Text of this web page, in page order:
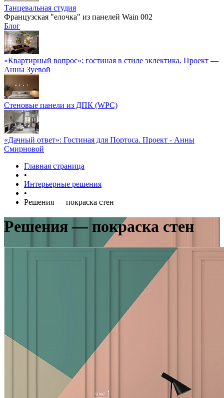
Танцевальная студия
Французская "елочка" из панелей Wain 002
Блог
«Квартирный вопрос»: гостиная в стиле эклектика. Проект —
Анны Зуевой
Стеновые панели из ДПК (WPC)
«Дачный ответ»: Гостиная для Портоса. Проект - Анны
Смирновой
Главная страница
•
Интерьерные решения
•
Решения — покраска стен
Решения — покраска стен